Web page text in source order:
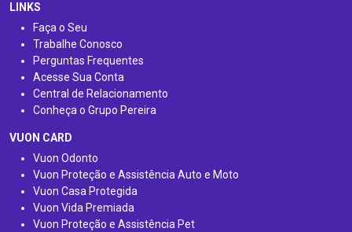
LINKS
Faça o Seu
Trabalhe Conosco
Perguntas Frequentes
Acesse Sua Conta
Central de Relacionamento
Conheça o Grupo Pereira
VUON CARD
Vuon Odonto
Vuon Proteção e Assistência Auto e Moto
Vuon Casa Protegida
Vuon Vida Premiada
Vuon Proteção e Assistência Pet